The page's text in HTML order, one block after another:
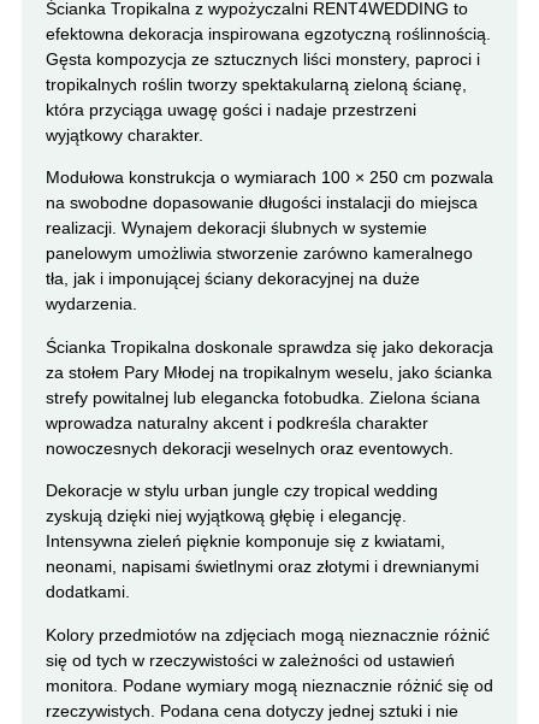
Ścianka Tropikalna z wypożyczalni RENT4WEDDING to
efektowna dekoracja inspirowana egzotyczną roślinnością.
Gęsta kompozycja ze sztucznych liści monstery, paproci i
tropikalnych roślin tworzy spektakularną zieloną ścianę,
która przyciąga uwagę gości i nadaje przestrzeni
wyjątkowy charakter.
Modułowa konstrukcja o wymiarach 100 × 250 cm pozwala
na swobodne dopasowanie długości instalacji do miejsca
realizacji. Wynajem dekoracji ślubnych w systemie
panelowym umożliwia stworzenie zarówno kameralnego
tła, jak i imponującej ściany dekoracyjnej na duże
wydarzenia.
Ścianka Tropikalna doskonale sprawdza się jako dekoracja
za stołem Pary Młodej na tropikalnym weselu, jako ścianka
strefy powitalnej lub elegancka fotobudka. Zielona ściana
wprowadza naturalny akcent i podkreśla charakter
nowoczesnych dekoracji weselnych oraz eventowych.
Dekoracje w stylu urban jungle czy tropical wedding
zyskują dzięki niej wyjątkową głębię i elegancję.
Intensywna zieleń pięknie komponuje się z kwiatami,
neonami, napisami świetlnymi oraz złotymi i drewnianymi
dodatkami.
Kolory przedmiotów na zdjęciach mogą nieznacznie różnić
się od tych w rzeczywistości w zależności od ustawień
monitora. Podane wymiary mogą nieznacznie różnić się od
rzeczywistych. Podana cena dotyczy jednej sztuki i nie